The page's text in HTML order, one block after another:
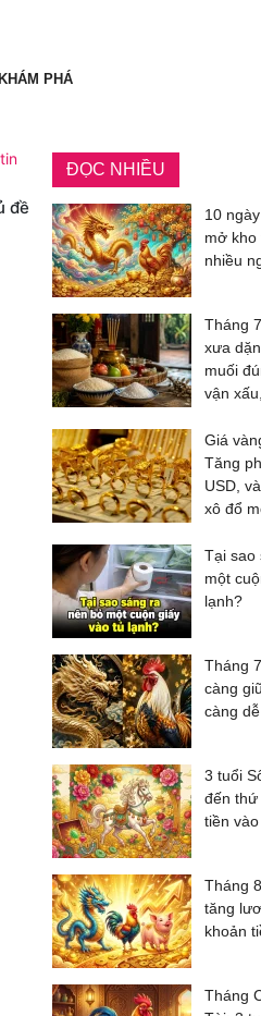
KHÁM PHÁ
đề
ĐỌC NHIỀU
10
mở kho
nhiều
Tháng
xưa
muối
vận
Giá
Tăng
USD,
xô đổ
Tại sao
một
lạnh?
Tháng
càng
càng
3 tuổi
đến thứ
tiền
Tháng
tăng
khoản
Tháng